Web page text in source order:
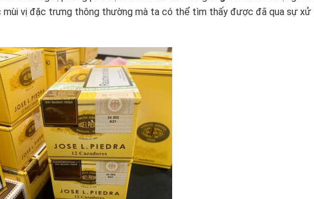
vị đặc trưng thông thường mà ta có thể tìm thấy được đã qua sự xử